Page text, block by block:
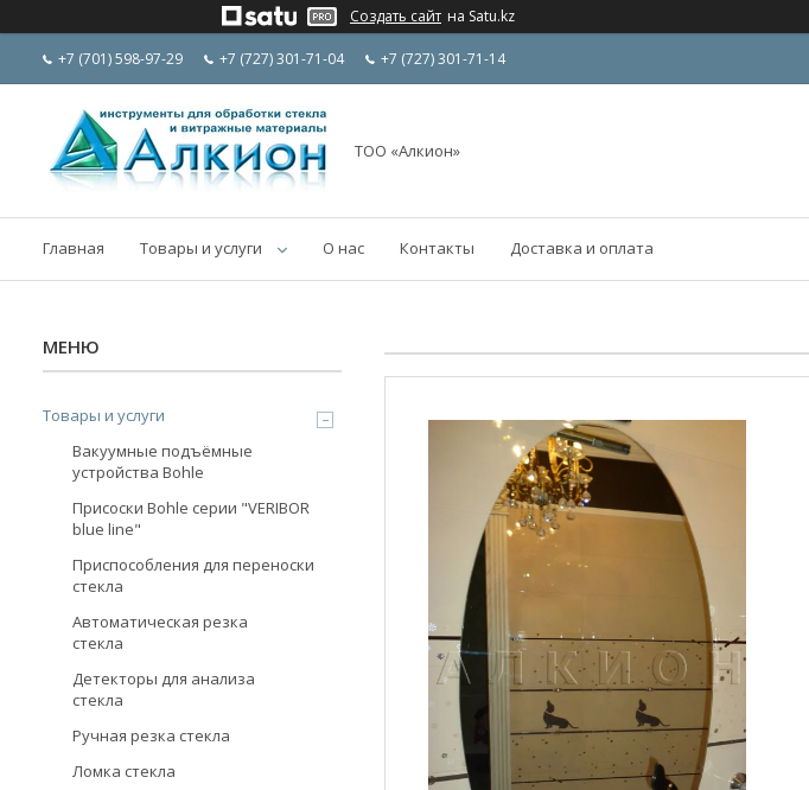
Создать сайт на Satu.kz
+7 (701) 598-97-29 +7 (727) 301-71-04 +7 (727) 301-71-14
ТОО «Алкион»
Главная Товары и услуги О нас Контакты Доставка и оплата
Товары и услуги
Вакуумные подъёмные
устройства Bohle
Присоски Bohle серии "VERIBOR
blue line"
Приспособления для переноски
стекла
Автоматическая резка
стекла
Детекторы для анализа
стекла
Ручная резка стекла
Ломка стекла